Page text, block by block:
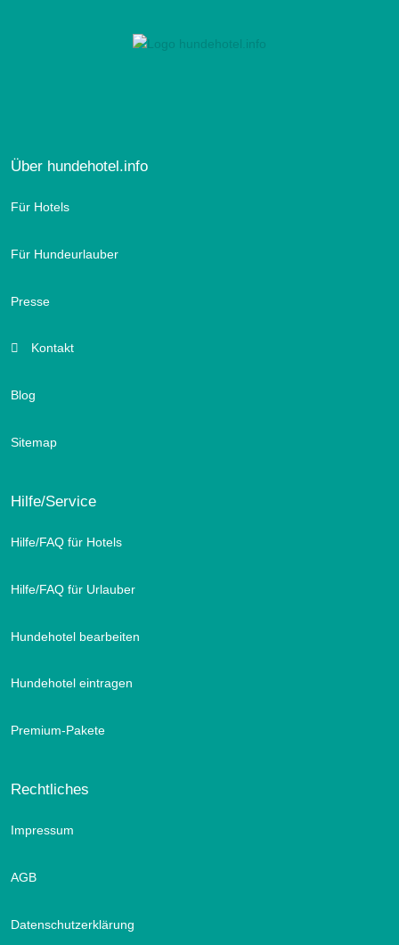
Über hundehotel.info
Für Hotels
Für Hundeurlauber
Presse
Kontakt
Blog
Sitemap
Hilfe/Service
Hilfe/FAQ für Hotels
Hilfe/FAQ für Urlauber
Hundehotel bearbeiten
Hundehotel eintragen
Premium-Pakete
Rechtliches
Impressum
AGB
Datenschutzerklärung